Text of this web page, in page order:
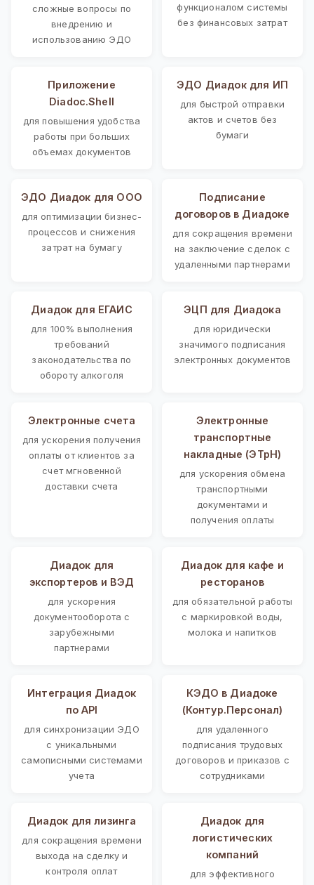
сложные вопросы по
внедрению и
использованию ЭДО
функционалом системы
без финансовых затрат
Приложение
Diadoc.Shell
для повышения удобства
работы при больших
объемах документов
ЭДО Диадок для ИП
для быстрой отправки
актов и счетов без
бумаги
ЭДО Диадок для ООО
для оптимизации бизнес-
процессов и снижения
затрат на бумагу
Подписание
договоров в Диадоке
для сокращения времени
на заключение сделок с
удаленными партнерами
Диадок для ЕГАИС
для 100% выполнения
требований
законодательства по
обороту алкоголя
ЭЦП для Диадока
для юридически
значимого подписания
электронных документов
Электронные счета
для ускорения получения
оплаты от клиентов за
счет мгновенной
доставки счета
Электронные
транспортные
накладные (ЭТрН)
для ускорения обмена
транспортными
документами и
получения оплаты
Диадок для
экспортеров и ВЭД
для ускорения
документооборота с
зарубежными
партнерами
Диадок для кафе и
ресторанов
для обязательной работы
с маркировкой воды,
молока и напитков
Интеграция Диадок
по API
для синхронизации ЭДО
с уникальными
самописными системами
учета
КЭДО в Диадоке
(Контур.Персонал)
для удаленного
подписания трудовых
договоров и приказов с
сотрудниками
Диадок для лизинга
для сокращения времени
выхода на сделку и
контроля оплат
Диадок для
логистических
компаний
для эффективного